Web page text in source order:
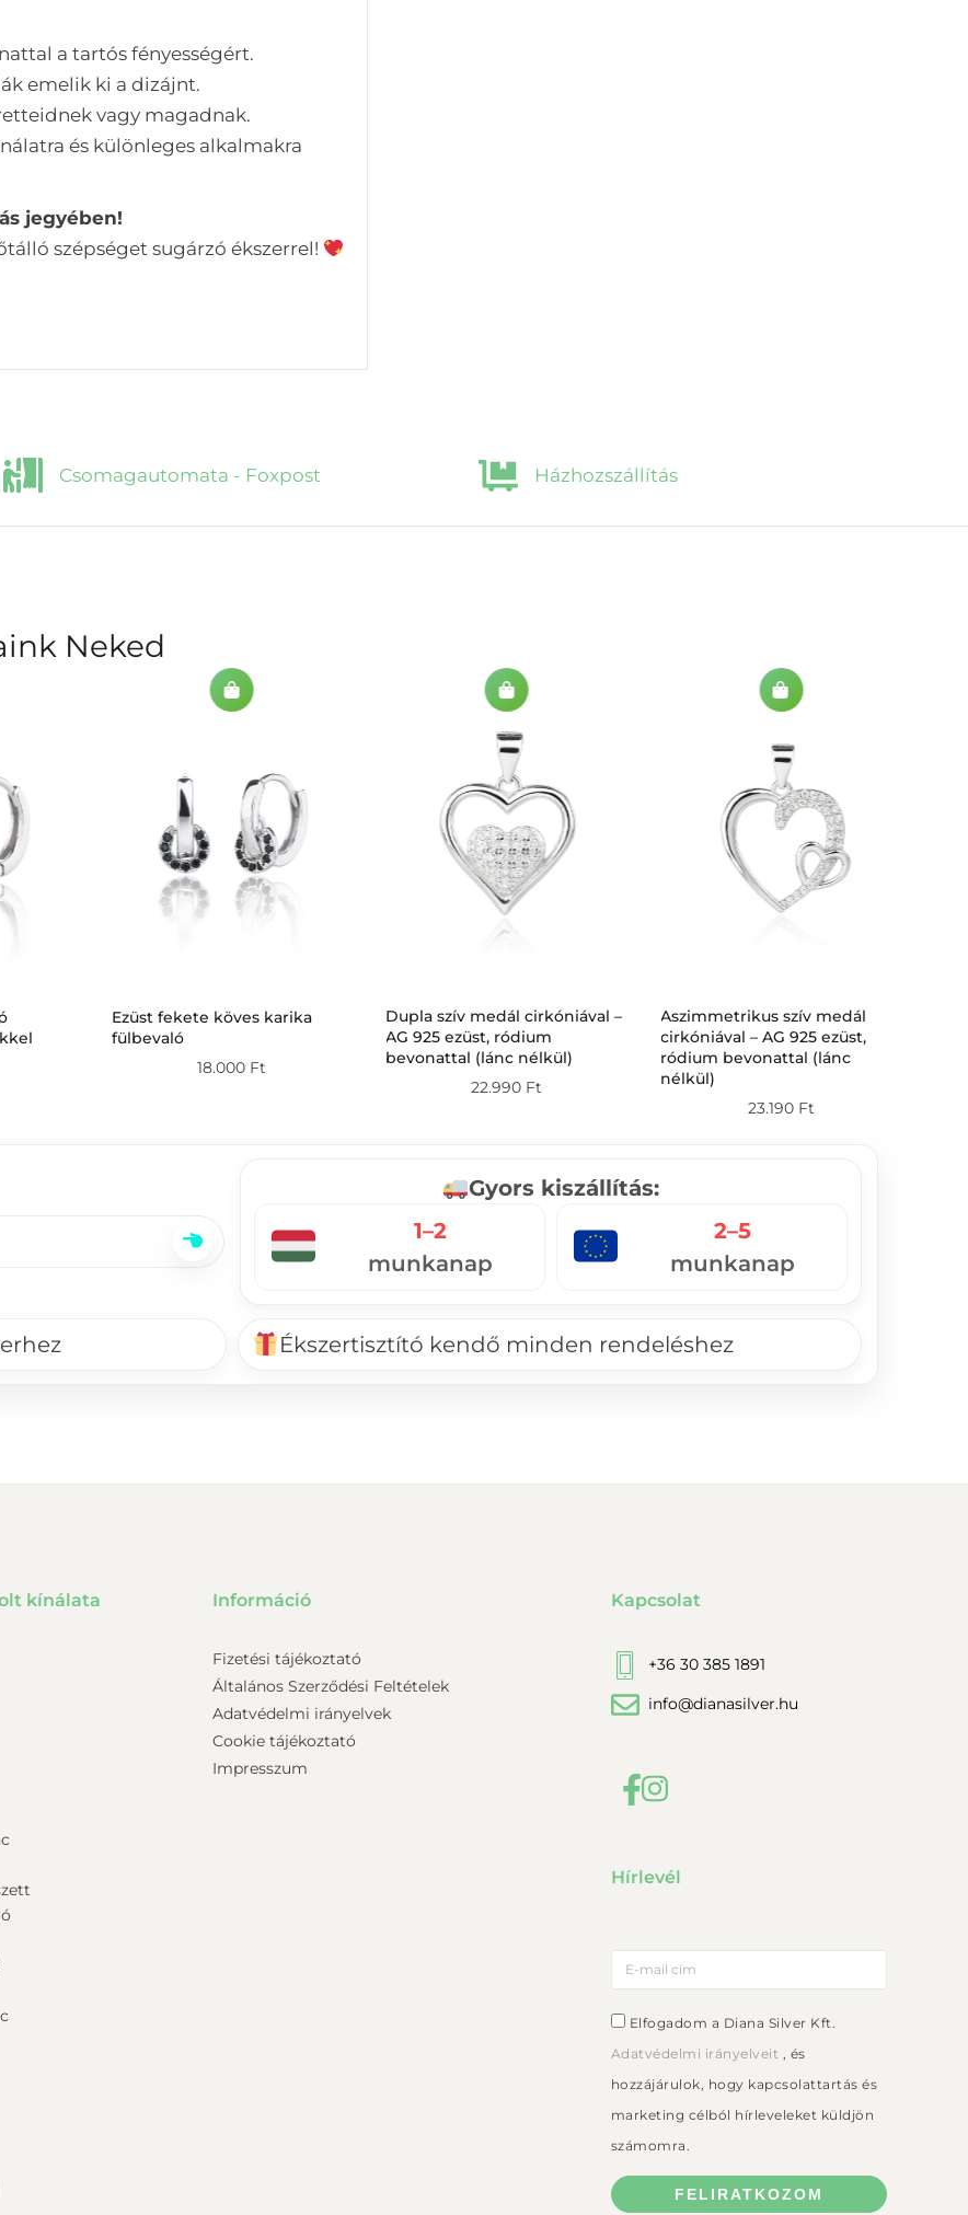
a tartós fényességért.
emelik ki a dizájnt.
vagy magadnak.
és különleges alkalmakra
jegyében!
szépséget sugárzó ékszerrel!
Csomagautomata - Foxpost Házhozszállítás
Neked
Ezüst fekete köves karika
fülbevaló
18.000 Ft
Dupla szív medál cirkóniával –
AG 925 ezüst, ródium
bevonattal (lánc nélkül)
22.990 Ft
Aszimmetrikus szív medál
cirkóniával – AG 925 ezüst,
ródium bevonattal (lánc
nélkül)
23.190 Ft
Gyors kiszállítás:
1–2
munkanap
2–5
munkanap
Ékszertisztító kendő minden rendeléshez
kínálata Információ
Fizetési tájékoztató
Általános Szerződési Feltételek
Adatvédelmi irányelvek
Cookie tájékoztató
Impresszum
Kapcsolat
+36 30 385 1891
info@dianasilver.hu
Hírlevél
Elfogadom a Diana Silver Kft.
Adatvédelmi irányelveit , és
hozzájárulok, hogy kapcsolattartás és
marketing célból hírleveleket küldjön
számomra.
FELIRATKOZOM